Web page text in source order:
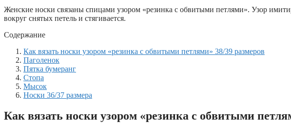
Женские носки связаны спицами узором «резинка с обвитыми петлями». Узор
вокруг снятых петель и стягивается.
Содержание
Как вязать носки узором «резинка с обвитыми петлями» 38/39 размеров
Паголенок
Пятка бумеранг
Стопа
Мысок
Носки 36/37 размера
Как вязать носки узором «резинка с обвитыми